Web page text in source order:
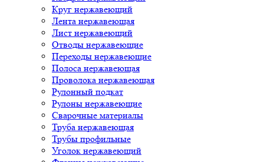
Круг нержавеющий
Лента нержавеющая
Лист нержавеющий
Отводы нержавеющие
Переходы нержавеющие
Полоса нержавеющая
Проволока нержавеющая
Рулонный подкат
Рулоны нержавеющие
Сварочные материалы
Труба нержавеющая
Трубы профильные
Уголок нержавеющий